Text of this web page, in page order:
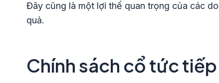
Đây cũng là một lợi thế quan trọng của các
quả.
Chính sách cổ tức